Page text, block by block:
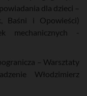
dla dzieci –
Baśni i Opowieści)
mechanicznych -
– Warsztaty
Włodzimierz